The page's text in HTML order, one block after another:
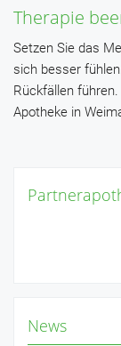
Therapie
Setzen Sie das
sich besser
Rückfällen
Apotheke in
News